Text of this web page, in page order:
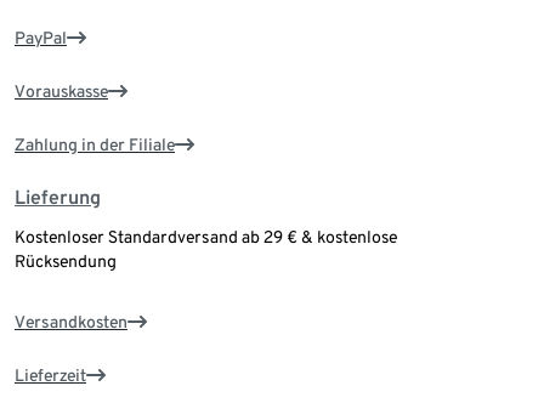
PayPal
Vorauskasse
Zahlung in der Filiale
Lieferung
Kostenloser Standardversand ab 29 € & kostenlose
Rücksendung
Versandkosten
Lieferzeit